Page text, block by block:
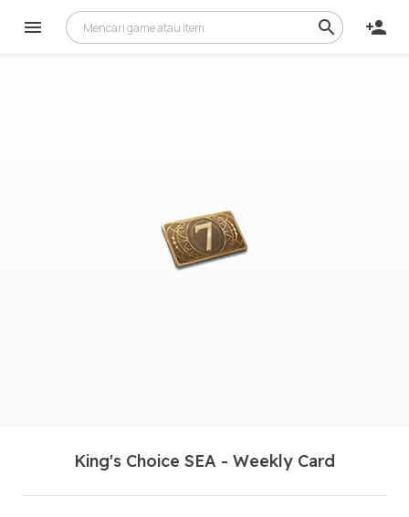
King's Choice SEA - Weekly Card